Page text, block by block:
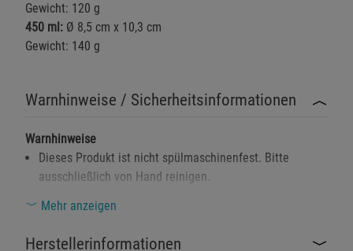
Gewicht: 120 g
450 ml: Ø 8,5 cm x 10,3 cm
Gewicht: 140 g
Warnhinweise / Sicherheitsinformationen
Warnhinweise
Dieses Produkt ist nicht spülmaschinenfest. Bitte
ausschließlich von Hand reinigen.
Bei der Verwendung von heißen Flüssigkeiten kann
Mehr anzeigen
Herstellerinformationen